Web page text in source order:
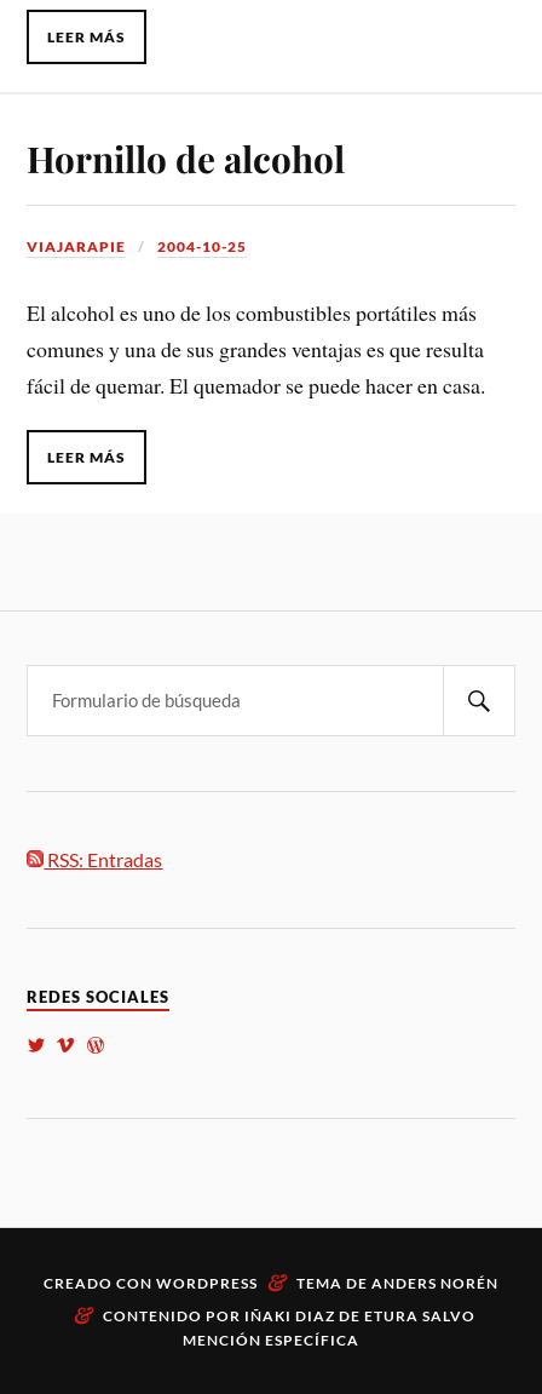
LEER MÁS
Hornillo de alcohol
VIAJARAPIE 2004-10-25
El alcohol es uno de los combustibles portátiles más
comunes y una de sus grandes ventajas es que resulta
fácil de quemar. El quemador se puede hacer en casa.
LEER MÁS
RSS: Entradas
REDES SOCIALES
CREADO CON WORDPRESS & TEMA DE ANDERS NORÉN
& CONTENIDO POR IÑAKI DIAZ DE ETURA SALVO
MENCIÓN ESPECÍFICA